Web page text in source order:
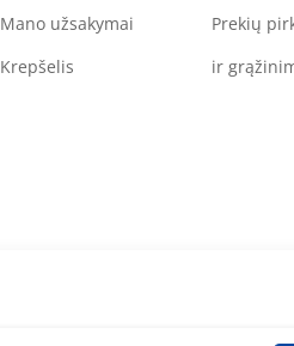
Mano užsakymai
Krepšelis
Prekių
ir